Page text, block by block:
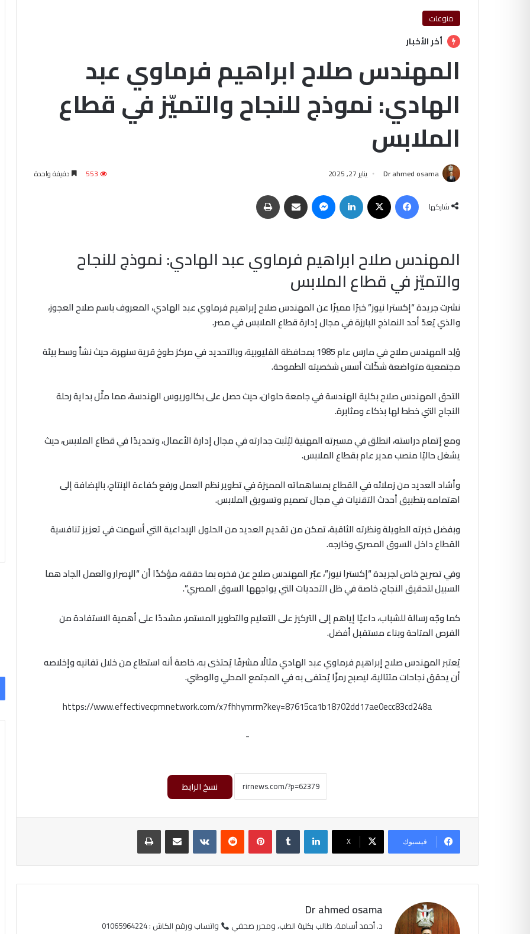
منوعات
أخر الأخبار
المهندس صلاح ابراهيم فرماوي عبد
الهادي: نموذج للنجاح والتميّز في قطاع
الملابس
Dr ahmed osama يناير 27, 2025 553 دقيقة واحدة
شاركها
فيسبوك لينكدإن ماسنجر مشاركة عبر البريد
المهندس صلاح ابراهيم فرماوي عبد الهادي: نموذج للنجاح
والتميّز في قطاع الملابس
نشرت جريدة “إكسترا نيوز” خبرًا مميزًا عن المهندس صلاح إبراهيم فرماوي عبد الهادي، المعروف باسم صلاح العجوز،
والذي يُعدّ أحد النماذج البارزة في مجال إدارة قطاع الملابس في مصر.
وُلِد المهندس صلاح في مارس عام 1985 بمحافظة القليوبية، وبالتحديد في مركز طوخ قرية سنهرة، حيث نشأ وسط بيئة
مجتمعية متواضعة شكّلت أسس شخصيته الطموحة.
التحق المهندس صلاح بكلية الهندسة في جامعة حلوان، حيث حصل على بكالوريوس الهندسة، مما مثّل بداية رحلة
النجاح التي خطط لها بذكاء ومثابرة.
ومع إتمام دراسته، انطلق في مسيرته المهنية ليُثبت جدارته في مجال إدارة الأعمال، وتحديدًا في قطاع الملابس، حيث
يشغل حاليًا منصب مدير عام بقطاع الملابس.
وأشاد العديد من زملائه في القطاع بمساهماته المميزة في تطوير نظم العمل ورفع كفاءة الإنتاج، بالإضافة إلى
اهتمامه بتطبيق أحدث التقنيات في مجال تصميم وتسويق الملابس.
وبفضل خبرته الطويلة ونظرته الثاقبة، تمكن من تقديم العديد من الحلول الإبداعية التي أسهمت في تعزيز تنافسية
القطاع داخل السوق المصري وخارجه.
وفي تصريح خاص لجريدة “إكسترا نيوز”، عبّر المهندس صلاح عن فخره بما حققه، مؤكدًا أن “الإصرار والعمل الجاد هما
السبيل لتحقيق النجاح، خاصة في ظل التحديات التي يواجهها السوق المصري”.
كما وجّه رسالة للشباب، داعيًا إياهم إلى التركيز على التعليم والتطوير المستمر، مشددًا على أهمية الاستفادة من
الفرص المتاحة وبناء مستقبل أفضل.
يُعتبر المهندس صلاح إبراهيم فرماوي عبد الهادي مثالًا مشرفًا يُحتذى به، خاصة أنه استطاع من خلال تفانيه وإخلاصه
أن يحقق نجاحات متتالية، ليصبح رمزًا يُحتفى به في المجتمع المحلي والوطني.
https://www.effectivecpmnetwork.com/x7fhhymrm?key=87615ca1b18702dd17ae0ecc83cd248a
-
نسخ الرابط
فيسبوك ‫X
لينكدإن بينتيريست مشاركة عبر البريد طباعة
Dr ahmed osama
د. أحمد أسامة، طالب بكلية الطب، ومحرر صحفي واتساب ورقم الكاش : 01065964224